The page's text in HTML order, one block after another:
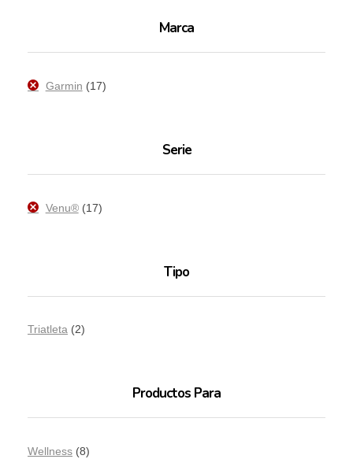
Marca
Garmin (17)
Serie
Venu® (17)
Tipo
Triatleta (2)
Productos Para
Wellness (8)